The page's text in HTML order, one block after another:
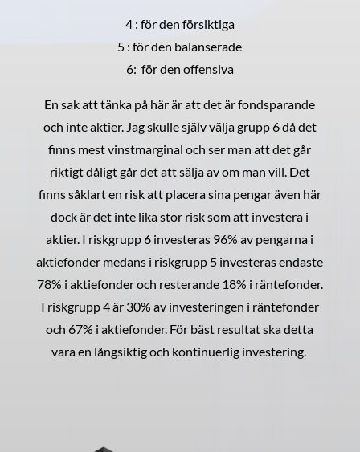
4 : för den försiktiga
5 : för den balanserade
6: för den offensiva
En sak att tänka på här är att det är fondsparande
och inte aktier. Jag skulle själv välja grupp 6 då det
finns mest vinstmarginal och ser man att det går
riktigt dåligt går det att sälja av om man vill. Det
finns såklart en risk att placera sina pengar även här
dock är det inte lika stor risk som att investera i
aktier. I riskgrupp 6 investeras 96% av pengarna i
aktiefonder medans i riskgrupp 5 investeras endaste
78% i aktiefonder och resterande 18% i räntefonder.
I riskgrupp 4 är 30% av investeringen i räntefonder
och 67% i aktiefonder. För bäst resultat ska detta
vara en långsiktig och kontinuerlig investering.